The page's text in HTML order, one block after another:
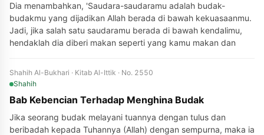
Dia menambahkan, 'Saudara-saudaramu adalah budak-
budakmu yang dijadikan Allah berada di bawah kekuasaanmu.
Jadi, jika salah satu saudaramu berada di bawah kendalimu,
hendaklah dia diberi makan seperti yang kamu makan dan
Shahih Al-Bukhari · Kitab Al-Ittik · No. 2550
Shahih
Bab Kebencian Terhadap Menghina Budak
Jika seorang budak melayani tuannya dengan tulus dan
beribadah kepada Tuhannya (Allah) dengan sempurna, maka ia